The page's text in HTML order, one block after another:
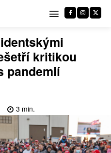
kritikou
pandemií
3 min.